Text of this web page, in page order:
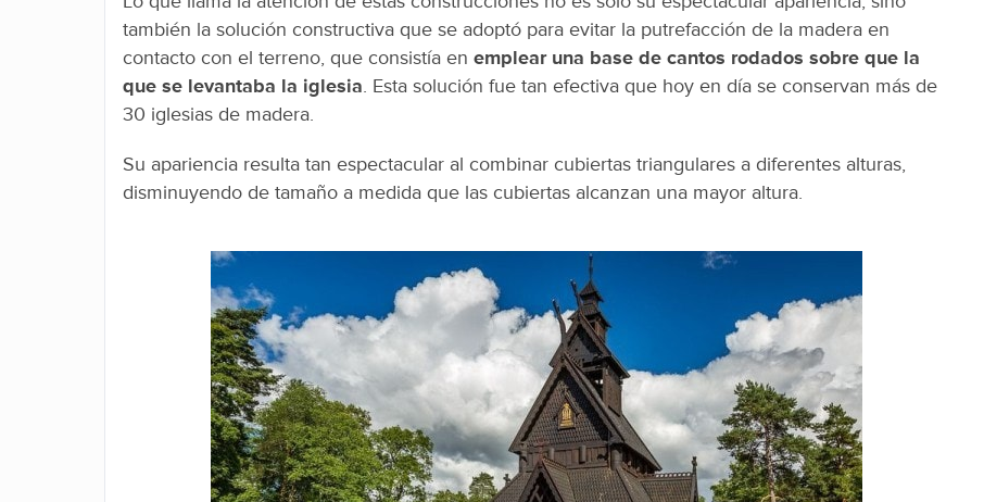
también la solución constructiva que se adoptó para evitar la putrefacción de la madera en
contacto con el terreno, que consistía en emplear una base de cantos rodados sobre que la
que se levantaba la iglesia. Esta solución fue tan efectiva que hoy en día se conservan más de
30 iglesias de madera.
Su apariencia resulta tan espectacular al combinar cubiertas triangulares a diferentes alturas,
disminuyendo de tamaño a medida que las cubiertas alcanzan una mayor altura.
Facebook